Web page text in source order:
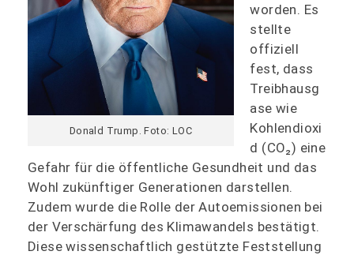
Donald Trump. Foto: LOC
worden. Es
stellte
offiziell
fest, dass
Treibhausg
ase wie
Kohlendioxi
d (CO₂) eine
Gefahr für die öffentliche Gesundheit und das
Wohl zukünftiger Generationen darstellen.
Zudem wurde die Rolle der Autoemissionen bei
der Verschärfung des Klimawandels bestätigt.
Diese wissenschaftlich gestützte Feststellung